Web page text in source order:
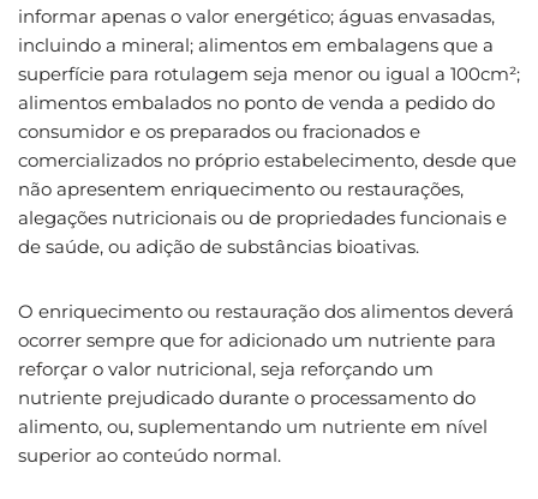
informar apenas o valor energético; águas envasadas,
incluindo a mineral; alimentos em embalagens que a
superfície para rotulagem seja menor ou igual a 100cm²;
alimentos embalados no ponto de venda a pedido do
consumidor e os preparados ou fracionados e
comercializados no próprio estabelecimento, desde que
não apresentem enriquecimento ou restaurações,
alegações nutricionais ou de propriedades funcionais e
de saúde, ou adição de substâncias bioativas.
O enriquecimento ou restauração dos alimentos deverá
ocorrer sempre que for adicionado um nutriente para
reforçar o valor nutricional, seja reforçando um
nutriente prejudicado durante o processamento do
alimento, ou, suplementando um nutriente em nível
superior ao conteúdo normal.